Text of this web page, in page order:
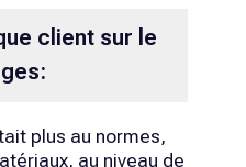
client sur le
plus au normes,
au niveau de